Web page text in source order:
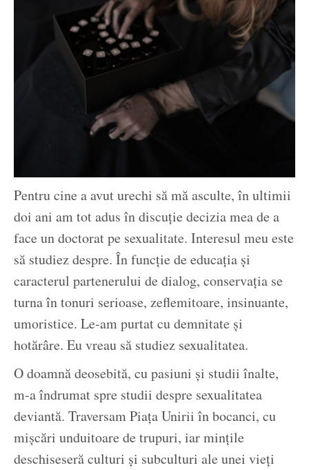
Pentru cine a avut urechi să mă asculte, în ultimii
doi ani am tot adus în discuție decizia mea de a
face un doctorat pe sexualitate. Interesul meu este
să studiez despre. În funcție de educația și
caracterul partenerului de dialog, conservația se
turna în tonuri serioase, zeflemitoare, insinuante,
umoristice. Le-am purtat cu demnitate și
hotărâre. Eu vreau să studiez sexualitatea.
O doamnă deosebită, cu pasiuni și studii înalte,
m-a îndrumat spre studii despre sexualitatea
deviantă. Traversam Piața Unirii în bocanci, cu
mișcări unduitoare de trupuri, iar mințile
deschiseseră culturi și subculturi ale unei vieți